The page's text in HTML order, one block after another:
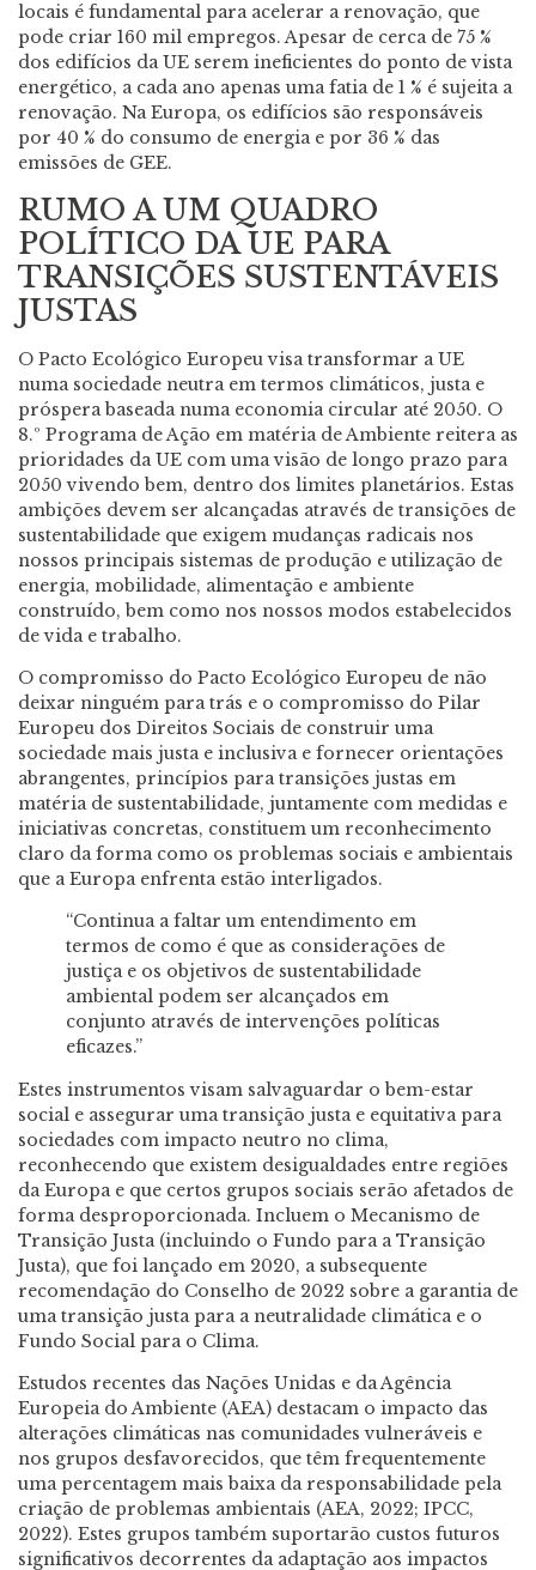
locais é fundamental para acelerar a renovação, que
pode criar 160 mil empregos. Apesar de cerca de 75 %
dos edifícios da UE serem ineficientes do ponto de vista
energético, a cada ano apenas uma fatia de 1 % é sujeita a
renovação. Na Europa, os edifícios são responsáveis
por 40 % do consumo de energia e por 36 % das
emissões de GEE.
RUMO A UM QUADRO
POLÍTICO DA UE PARA
TRANSIÇÕES SUSTENTÁVEIS
JUSTAS
O Pacto Ecológico Europeu visa transformar a UE
numa sociedade neutra em termos climáticos, justa e
próspera baseada numa economia circular até 2050. O
8.º Programa de Ação em matéria de Ambiente reitera as
prioridades da UE com uma visão de longo prazo para
2050 vivendo bem, dentro dos limites planetários. Estas
ambições devem ser alcançadas através de transições de
sustentabilidade que exigem mudanças radicais nos
nossos principais sistemas de produção e utilização de
energia, mobilidade, alimentação e ambiente
construído, bem como nos nossos modos estabelecidos
de vida e trabalho.
O compromisso do Pacto Ecológico Europeu de não
deixar ninguém para trás e o compromisso do Pilar
Europeu dos Direitos Sociais de construir uma
sociedade mais justa e inclusiva e fornecer orientações
abrangentes, princípios para transições justas em
matéria de sustentabilidade, juntamente com medidas e
iniciativas concretas, constituem um reconhecimento
claro da forma como os problemas sociais e ambientais
que a Europa enfrenta estão interligados.
“Continua a faltar um entendimento em
termos de como é que as considerações de
justiça e os objetivos de sustentabilidade
ambiental podem ser alcançados em
conjunto através de intervenções políticas
eficazes.”
Estes instrumentos visam salvaguardar o bem-estar
social e assegurar uma transição justa e equitativa para
sociedades com impacto neutro no clima,
reconhecendo que existem desigualdades entre regiões
da Europa e que certos grupos sociais serão afetados de
forma desproporcionada. Incluem o Mecanismo de
Transição Justa (incluindo o Fundo para a Transição
Justa), que foi lançado em 2020, a subsequente
recomendação do Conselho de 2022 sobre a garantia de
uma transição justa para a neutralidade climática e o
Fundo Social para o Clima.
Estudos recentes das Nações Unidas e da Agência
Europeia do Ambiente (AEA) destacam o impacto das
alterações climáticas nas comunidades vulneráveis e
nos grupos desfavorecidos, que têm frequentemente
uma percentagem mais baixa da responsabilidade pela
criação de problemas ambientais (AEA, 2022; IPCC,
2022). Estes grupos também suportarão custos futuros
significativos decorrentes da adaptação aos impactos